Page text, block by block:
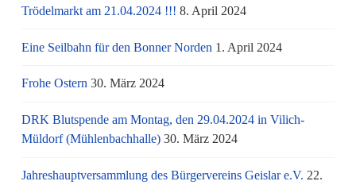
Trödelmarkt am 21.04.2024 !!! 8. April 2024
Eine Seilbahn für den Bonner Norden 1. April 2024
Frohe Ostern 30. März 2024
DRK Blutspende am Montag, den 29.04.2024 in Vilich-
Müldorf (Mühlenbachhalle) 30. März 2024
Jahreshauptversammlung des Bürgervereins Geislar e.V. 22.